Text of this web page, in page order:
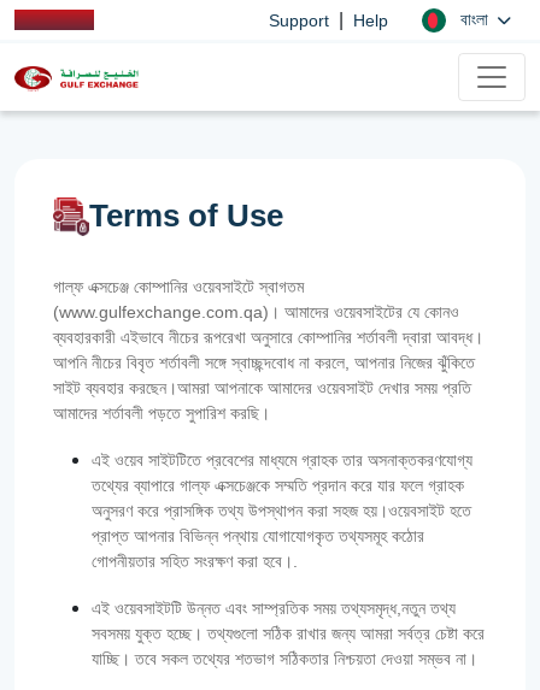
Support Help বাংলা
Terms of Use
গাল্ফ এক্সচেঞ্জ কোম্পানির ওয়েবসাইটে স্বাগতম
(www.gulfexchange.com.qa)। আমাদের ওয়েবসাইটের যে কোনও
ব্যবহারকারী এইভাবে নীচের রূপরেখা অনুসারে কোম্পানির শর্তাবলী দ্বারা আবদ্ধ।
আপনি নীচের বিবৃত শর্তাবলী সঙ্গে স্বাচ্ছন্দবোধ না করলে, আপনার নিজের ঝুঁকিতে
সাইট ব্যবহার করছেন।আমরা আপনাকে আমাদের ওয়েবসাইট দেখার সময় প্রতি
আমাদের শর্তাবলী পড়তে সুপারিশ করছি।
এই ওয়েব সাইটটিতে প্রবেশের মাধ্যমে গ্রাহক তার অসনাক্তকরণযোগ্য
তথ্যের ব্যাপারে গাল্‌ফ এক্সচেঞ্জকে সম্মতি প্রদান করে যার ফলে গ্রাহক
অনুসরণ করে প্রাসঙ্গিক তথ্য উপস্থাপন করা সহজ হয়।ওয়েবসাইট হতে
প্রাপ্ত আপনার বিভিন্ন পন্থায় যোগাযোগকৃত তথ্যসমূহ কঠোর
গোপনীয়তার সহিত সংরক্ষণ করা হবে।.
এই ওয়েবসাইটটি উন্নত এবং সাম্প্রতিক সময় তথ্যসমৃদ্ধ,নতুন তথ্য
সবসময় যুক্ত হচ্ছে। তথ্যগুলো সঠিক রাখার জন্য আমরা সর্বত্র চেষ্টা করে
যাচ্ছি। তবে সকল তথ্যের শতভাগ সঠিকতার নিশ্চয়তা দেওয়া সম্ভব না।